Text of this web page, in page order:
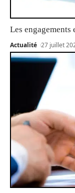
Les engagements
Actualité 27 juillet